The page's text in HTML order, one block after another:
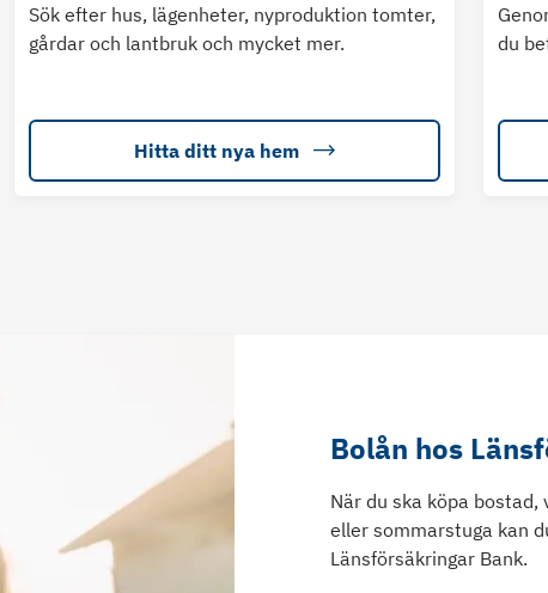
Sök efter hus, lägenheter, nyproduktion tomter,
gårdar och lantbruk och mycket mer.
Hitta ditt nya hem
du
Bolån hos
När du ska köpa bostad,
eller sommarstuga kan
Länsförsäkringar Bank.